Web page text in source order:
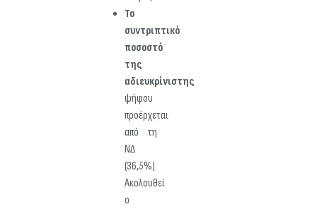
Το
συντριπτικό
ποσοστό
της
αδιευκρίνιστης
ψήφου
προέρχεται
από τη
ΝΔ
(36,5%).
Ακολουθεί
ο